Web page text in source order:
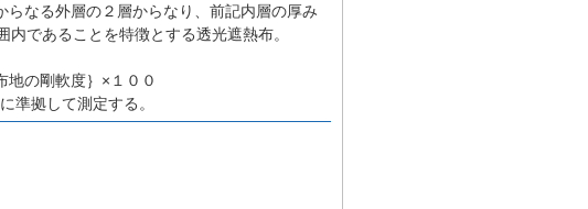
なる外層の２層からなり、前記内層の厚み
であることを特徴とする透光遮熱布。
地の剛軟度｝×１００
拠して測定する。